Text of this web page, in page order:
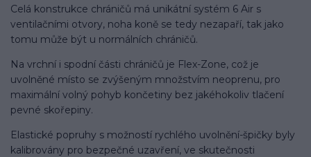
Celá konstrukce chráničů má unikátní systém 6 Air s
ventilačními otvory, noha koně se tedy nezapaří, tak jako
tomu může být u normálních chráničů.
Na vrchní i spodní části chráničů je Flex-Zone, což je
uvolněné místo se zvýšeným množstvím neoprenu, pro
maximální volný pohyb končetiny bez jakéhokoliv tlačení
pevné skořepiny.
Elastické popruhy s možností rychlého uvolnění-špičky byly
kalibrovány pro bezpečné uzavření, ve skutečnosti